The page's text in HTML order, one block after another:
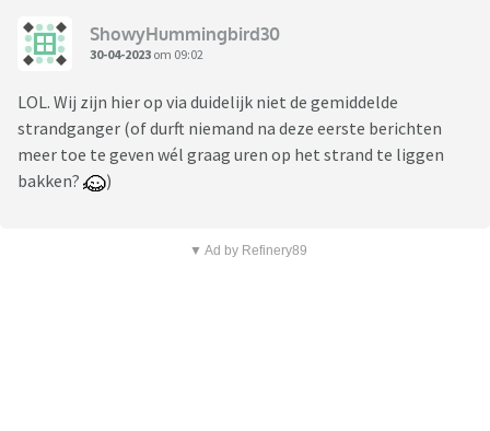
ShowyHummingbird30
30-04-2023 om 09:02
LOL. Wij zijn hier op via duidelijk niet de gemiddelde
strandganger (of durft niemand na deze eerste berichten
meer toe te geven wél graag uren op het strand te liggen
bakken?
)
▼ Ad by Refinery89